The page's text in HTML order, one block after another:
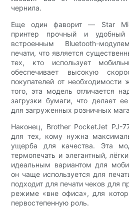
чернила.
Еще один фаворит — Star
принтер прочный и удобный
встроенным Bluetooth-
печати, что является
тех, кто использует
обеспечивает высокую
покупателей от
того, эта модель отличается
загрузки бумаги, что делает
для загруженных розничных
Наконец, Brother PocketJet PJ-
для тех, кому нужна
ущерба для качества. Эта
термопечать и элегантный,
идеальным вариантом для
он чаще используется для
подходит для печати чеков для
режиме «вне офиса», для
первостепенную роль.